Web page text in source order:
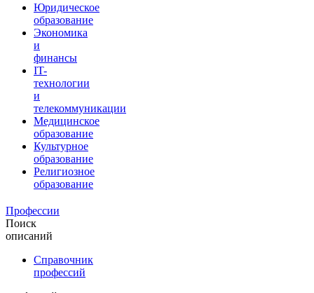
Юридическое
образование
Экономика
и
финансы
IT-
технологии
и
телекоммуникации
Медицинское
образование
Культурное
образование
Религиозное
образование
Профессии
Поиск
описаний
Справочник
профессий